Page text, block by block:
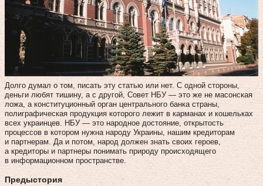
Долго думал о том, писать эту статью или нет. С одной стороны,
деньги любят тишину, а с другой, Совет НБУ — это же не масонская
ложа, а конституционный орган центрального банка страны,
полиграфическая продукция которого лежит в карманах и кошельках
всех украинцев. НБУ — это народное достояние, открытость
процессов в котором нужна народу Украины, нашим кредиторам
и партнерам. Да и потом, народ должен знать своих героев,
а кредиторы и партнеры понимать природу происходящего
в информационном пространстве.
Предыстория